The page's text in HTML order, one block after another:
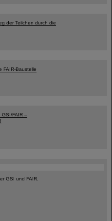
der Teilchen durch die
FAIR-Baustelle
GSI/FAIR –
GSI und FAIR.